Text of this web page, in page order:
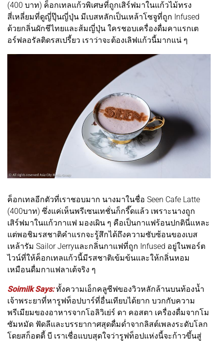
(400 บาท) ค็อกเทลแก้วพิเศษที่ถูกเสิร์ฟมาในแก้วไม้ทรง
สี่เหลี่ยมที่ดูญี่ปุ๊นญี่ปุ่น มีเบสหลักเป็นเหล้าโซจูที่ถูก Infused
ด้วยกลิ่นผักชีไทยและส้มญี่ปุ่น ใครชอบเครื่องดื่มคาแรกเต
อร์ฟลอรัลติดรสเปรี้ยว เราว่าจะต้องเลิฟแก้วนี้มากแน่ ๆ
ค็อกเทลอีกตัวที่เราชอบมาก นางมาในชื่อ Seen Cafe Latte
(400บาท) ซึ่งแค่เห็นพรีเซนเทชั่นก็กรี๊ดแล้ว เพราะนางถูก
เสิร์ฟมาในแก้วกาแฟ มองเผิน ๆ คือเป็นกาแฟร้อนปกตินี่แหละ
แต่พอชิมรสชาติคำแรกจะรู้สึกได้ถึงความซับซ้อนของเบส
เหล้ารัม Sailor Jerryและกลิ่นกาแฟที่ถูก Infused อยู่ในพอร์ต
ไวน์ที่ให้ค็อกเทลแก้วนี้มีรสชาติเข้มข้นและให้กลิ่นหอม
เหมือนดื่มกาแฟลาเต้จริง ๆ
Soimilk Says:ทั้งความเอ็กคลูซีฟของวิวหลักล้านบนท้องน้ำ
เจ้าพระยาที่หารูฟท็อปบาร์ที่อื่นเทียบได้ยาก บวกกับความ
พรีเมียมของอาหารจากโอลิวิเย่ร์ ดา คอสตา เครื่องดื่มจากโม
ซัมหมัด ฟัดลีและบรรยากาศสุดดื่มด่ำจากลิสต์เพลงระดับโลก
โดยสก็อตตี้ บี เราเชื่อแบบสุดใจว่ารูฟท็อปแห่งนี้จะก้าวขึ้นสู่